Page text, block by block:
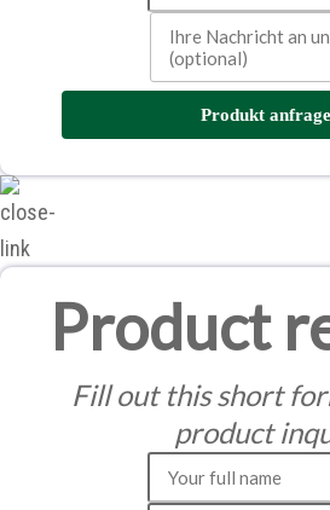
Produkt
Product
Fill out this short
product